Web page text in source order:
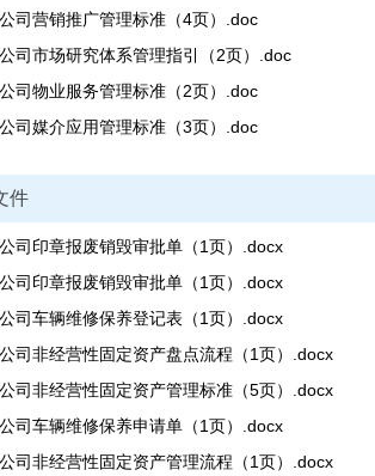
司营销推广管理标准（4页）.doc
司市场研究体系管理指引（2页）.doc
司物业服务管理标准（2页）.doc
司媒介应用管理标准（3页）.doc
件
司印章报废销毁审批单（1页）.docx
司印章报废销毁审批单（1页）.docx
司车辆维修保养登记表（1页）.docx
司非经营性固定资产盘点流程（1页）.docx
司非经营性固定资产管理标准（5页）.docx
司车辆维修保养申请单（1页）.docx
司非经营性固定资产管理流程（1页）.docx